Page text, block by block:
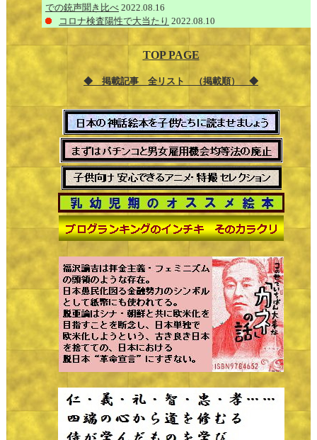
での銃声聞き比べ 2022.08.16
コロナ検査陽性で大当たり 2022.08.10
TOP PAGE
◆ 掲載記事 全リスト （掲載順） ◆